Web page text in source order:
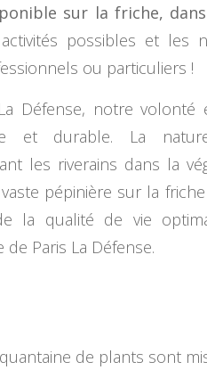
sur la friche,
possibles et les
ou particuliers !
Défense, notre volonté
et durable. La
les riverains dans la
pépinière sur la
la qualité de vie
Paris La Défense.
de plants sont